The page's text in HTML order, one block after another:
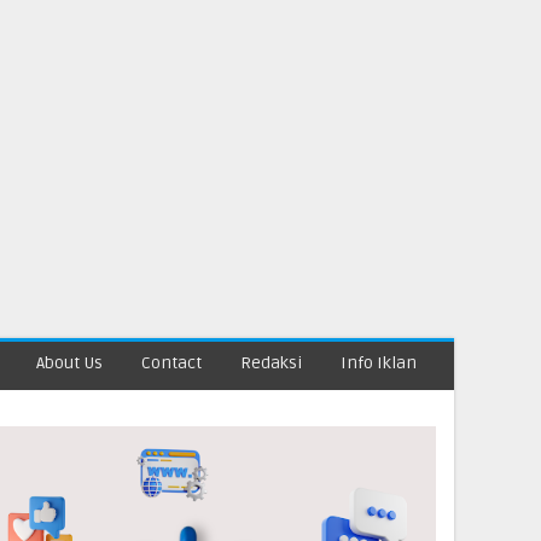
About Us Contact Redaksi Info Iklan